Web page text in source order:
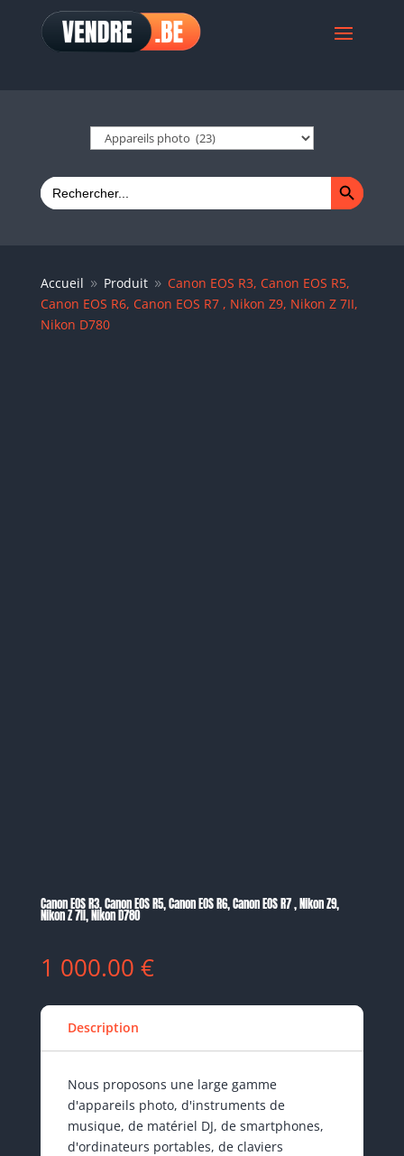
Search
for:
Search Button
Accueil 9 Produit 9 Canon EOS R3, Canon EOS R5,
Canon EOS R6, Canon EOS R7 , Nikon Z9, Nikon Z 7II,
Nikon D780
Canon EOS R3, Canon EOS R5, Canon EOS R6, Canon EOS R7 , Nikon Z9,
Nikon Z 7II, Nikon D780
1 000.00 €
Description
Nous proposons une large gamme
d'appareils photo, d'instruments de
musique, de matériel DJ, de smartphones,
d'ordinateurs portables, de claviers